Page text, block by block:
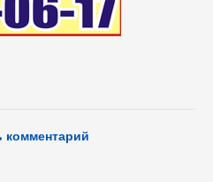
комментарий